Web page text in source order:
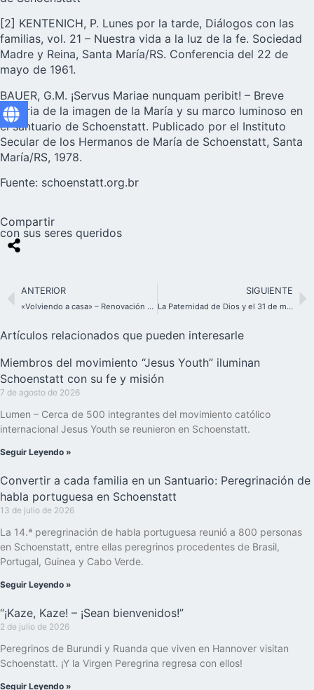
[2] KENTENICH, P. Lunes por la tarde, Diálogos con las
familias, vol. 21 – Nuestra vida a la luz de la fe. Sociedad
Madre y Reina, Santa María/RS. Conferencia del 22 de
mayo de 1961.
BAUER, G.M. ¡Servus Mariae nunquam peribit! – Breve
historia de la imagen de la María y su marco luminoso en
el santuario de Schoenstatt. Publicado por el Instituto
Secular de los Hermanos de María de Schoenstatt, Santa
María/RS, 1978.
Fuente: schoenstatt.org.br
Compartir
con sus seres queridos
ANTERIOR
«Volviendo a casa» – Renovación de la Alianza, 18 de octubre 2021
SIGUIENTE
La Paternidad de Dios y el 31 de mayo
Artículos relacionados que pueden interesarle
Miembros del movimiento “Jesus Youth” iluminan
Schoenstatt con su fe y misión
7 de agosto de 2026
Lumen – Cerca de 500 integrantes del movimiento católico
internacional Jesus Youth se reunieron en Schoenstatt.
Seguir Leyendo »
Convertir a cada familia en un Santuario: Peregrinación de
habla portuguesa en Schoenstatt
13 de julio de 2026
La 14.ª peregrinación de habla portuguesa reunió a 800 personas
en Schoenstatt, entre ellas peregrinos procedentes de Brasil,
Portugal, Guinea y Cabo Verde.
Seguir Leyendo »
“¡Kaze, Kaze! – ¡Sean bienvenidos!”
2 de julio de 2026
Peregrinos de Burundi y Ruanda que viven en Hannover visitan
Schoenstatt. ¡Y la Virgen Peregrina regresa con ellos!
Seguir Leyendo »